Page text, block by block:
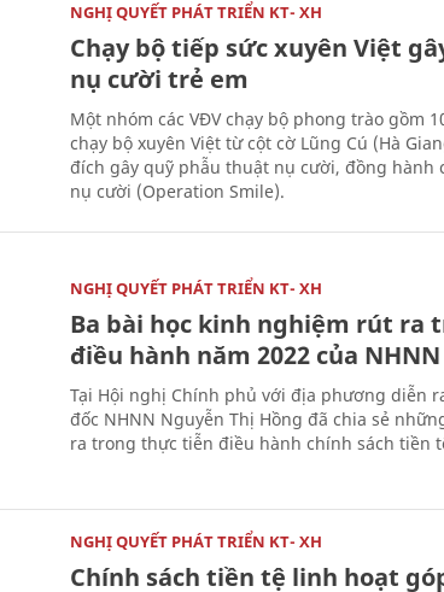
NGHỊ QUYẾT PHÁT TRIỂN KT- XH
Chạy bộ tiếp sức xuyên Việt
nụ cười trẻ em
Một nhóm các VĐV chạy bộ phong trào gồm
chạy bộ xuyên Việt từ cột cờ Lũng Cú (Hà
đích gây quỹ phẫu thuật nụ cười, đồng hành
nụ cười (Operation Smile).
NGHỊ QUYẾT PHÁT TRIỂN KT- XH
Ba bài học kinh nghiệm rút ra
điều hành năm 2022 của NHNN
Tại Hội nghị Chính phủ với địa phương diễn
đốc NHNN Nguyễn Thị Hồng đã chia sẻ
ra trong thực tiễn điều hành chính sách tiền
NGHỊ QUYẾT PHÁT TRIỂN KT- XH
Chính sách tiền tệ linh hoạt